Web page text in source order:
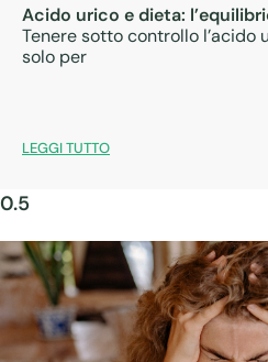
Acido urico e dieta:
Tenere sotto controllo l’acido
solo per
LEGGI TUTTO